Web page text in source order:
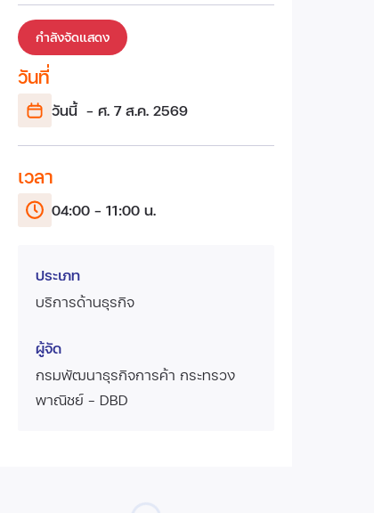
กำลังจัดแสดง
วันที่
วันนี้- ศ. 7 ส.ค. 2569
เวลา
04:00 - 11:00 น.
ประเภท
บริการด้านธุรกิจ
ผู้จัด
กรมพัฒนาธุรกิจการค้า กระทรวง
พาณิชย์ - DBD